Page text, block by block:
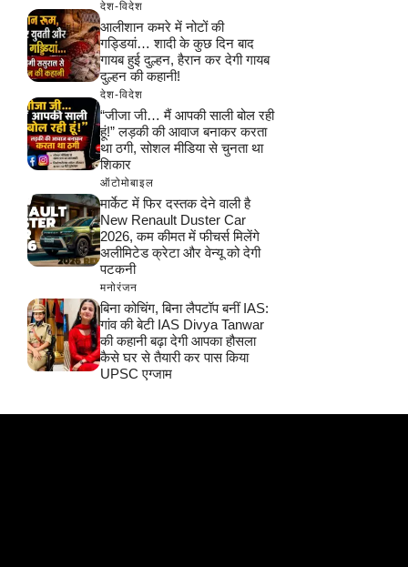
देश-विदेश
आलीशान कमरे में नोटों की
गड्डियां… शादी के कुछ दिन बाद
गायब हुई दुल्हन, हैरान कर देगी गायब
दुल्हन की कहानी!
देश-विदेश
“जीजा जी… मैं आपकी साली बोल रही
हूं!” लड़की की आवाज बनाकर करता
था ठगी, सोशल मीडिया से चुनता था
शिकार
ऑटोमोबाइल
मार्केट में फिर दस्तक देने वाली है
New Renault Duster Car
2026, कम कीमत में फीचर्स मिलेंगे
अलीमिटेड क्रेटा और वेन्यू को देगी
पटकनी
मनोरंजन
बिना कोचिंग, बिना लैपटॉप बनीं IAS:
गांव की बेटी IAS Divya Tanwar
की कहानी बढ़ा देगी आपका हौसला
कैसे घर से तैयारी कर पास किया
UPSC एग्जाम